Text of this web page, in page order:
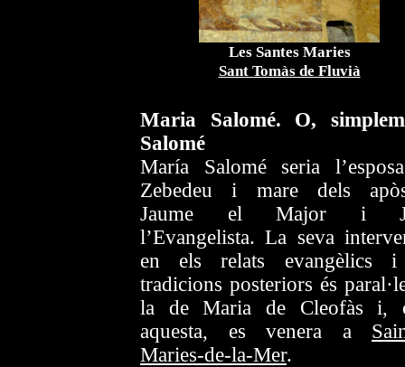
Les Santes Maries
Sant Tomàs de Fluvià
Maria Salomé. O,
Salomé
María Salomé seria
Zebedeu i mare dels
Jaume el Major i
l’Evangelista. La seva
en els relats evangèlics
tradicions posteriors és
la de Maria de Cleofàs i,
aquesta, es venera a
Maries-de-la-Mer.